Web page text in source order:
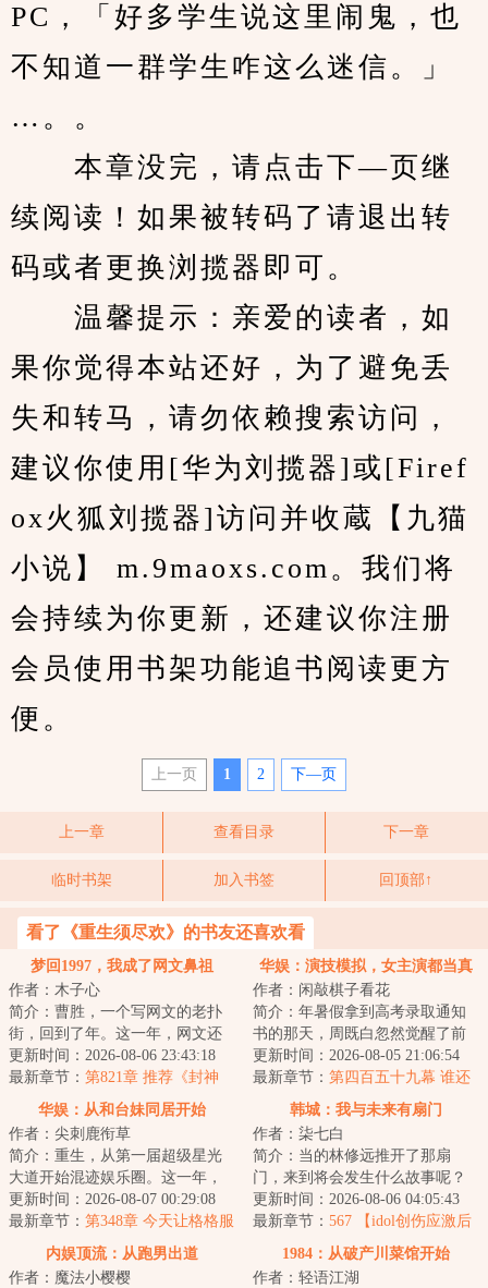
PC，「好多学生说这里闹鬼，也
不知道一群学生咋这么迷信。」
…。。
本章没完，请点击下—页继
续阅读！如果被转码了请退出转
码或者更换浏揽器即可。
温馨提示：亲爱的读者，如
果你觉得本站还好，为了避免丢
失和转马，请勿依赖搜索访问，
建议你使用[华为刘揽器]或[Firef
ox火狐刘揽器]访问并收蔵【九猫
小说】 m.9maoxs.com。我们将
会持续为你更新，还建议你注册
会员使用书架功能追书阅读更方
便。
上一页 1 2 下—页
上一章 查看目录 下一章
临时书架 加入书签 回顶部↑
看了《重生须尽欢》的书友还喜欢看
梦回1997，我成了网文鼻祖
作者：木子心
简介：曹胜，一个写网文的老扑
街，回到了年。这一年，网文还
没出现，他有机会做网文鼻祖。
这个诱惑对他来...
更新时间：2026-08-06 23:43:18
最新章节： 第821章 推荐《封神
榜》？
华娱：演技模拟，女主演都当真
了
作者：闲敲棋子看花
简介：年暑假拿到高考录取通知
书的那天，周既白忽然觉醒了前
世记忆。成年人的记忆告诉他，
生于大千世界，...
更新时间：2026-08-05 21:06:54
最新章节： 第四百五十九幕 谁还
不是个追星女孩呢
华娱：从和台妹同居开始
作者：尖刺鹿衔草
简介：重生，从第一届超级星光
大道开始混迹娱乐圈。这一年，
周王陶林如日中天；这一年，众
多花刚展露头角...
更新时间：2026-08-07 00:29:08
最新章节： 第348章 今天让格格服
韩城：我与未来有扇门
作者：柒七白
简介：当的林修远推开了那扇
门，来到将会发生什么故事呢？
那么……过去的Jessica将会未来的
郑秀妍开始对...
更新时间：2026-08-06 04:05:43
最新章节： 567 【idol创伤应激后
遗症】or【宿醉后的早上】（求订
阅求月票）
内娱顶流：从跑男出道
作者：魔法小樱樱
1984：从破产川菜馆开始
作者：轻语江湖